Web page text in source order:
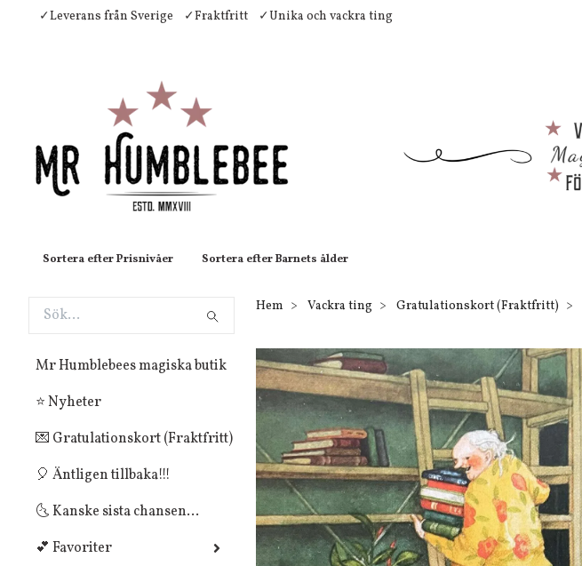
✓Leverans från Sverige ✓Fraktfritt ✓Unika och vackra ting
Sortera efter Prisnivåer Sortera efter Barnets ålder
Mr Humblebees magiska butik
⭐ Nyheter
💌 Gratulationskort (Fraktfritt)
🎈 Äntligen tillbaka!!!
🌜 Kanske sista chansen...
💕 Favoriter
Hem Vackra ting Gratulationskort (Fraktfritt)